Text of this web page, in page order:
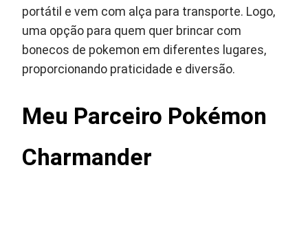
portátil e vem com alça para transporte. Logo,
uma opção para quem quer brincar com
bonecos de pokemon em diferentes lugares,
proporcionando praticidade e diversão.
Meu Parceiro Pokémon
Charmander